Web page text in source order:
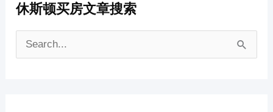
休斯顿买房文章搜索